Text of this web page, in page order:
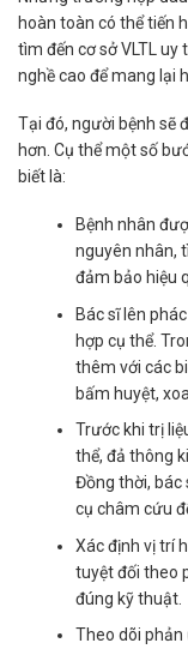
hoàn toàn có thể tiến
tìm đến cơ sở VLTL
nghề cao để mang lại
Tại đó, người bệnh sẽ
hơn. Cụ thể một số
biết là:
Bệnh nhân
nguyên nhân,
đảm bảo hiệu
Bác sĩ lên
hợp cụ thể.
thêm với các
bấm huyệt,
Trước khi trị
thể, đả thông
Đồng thời, bác
cụ châm cứu
Xác định vị trí
tuyệt đối theo
đúng kỹ thuật.
Theo dõi